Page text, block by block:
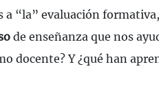
a “la” evaluación
de enseñanza que nos
docente? Y ¿qué han